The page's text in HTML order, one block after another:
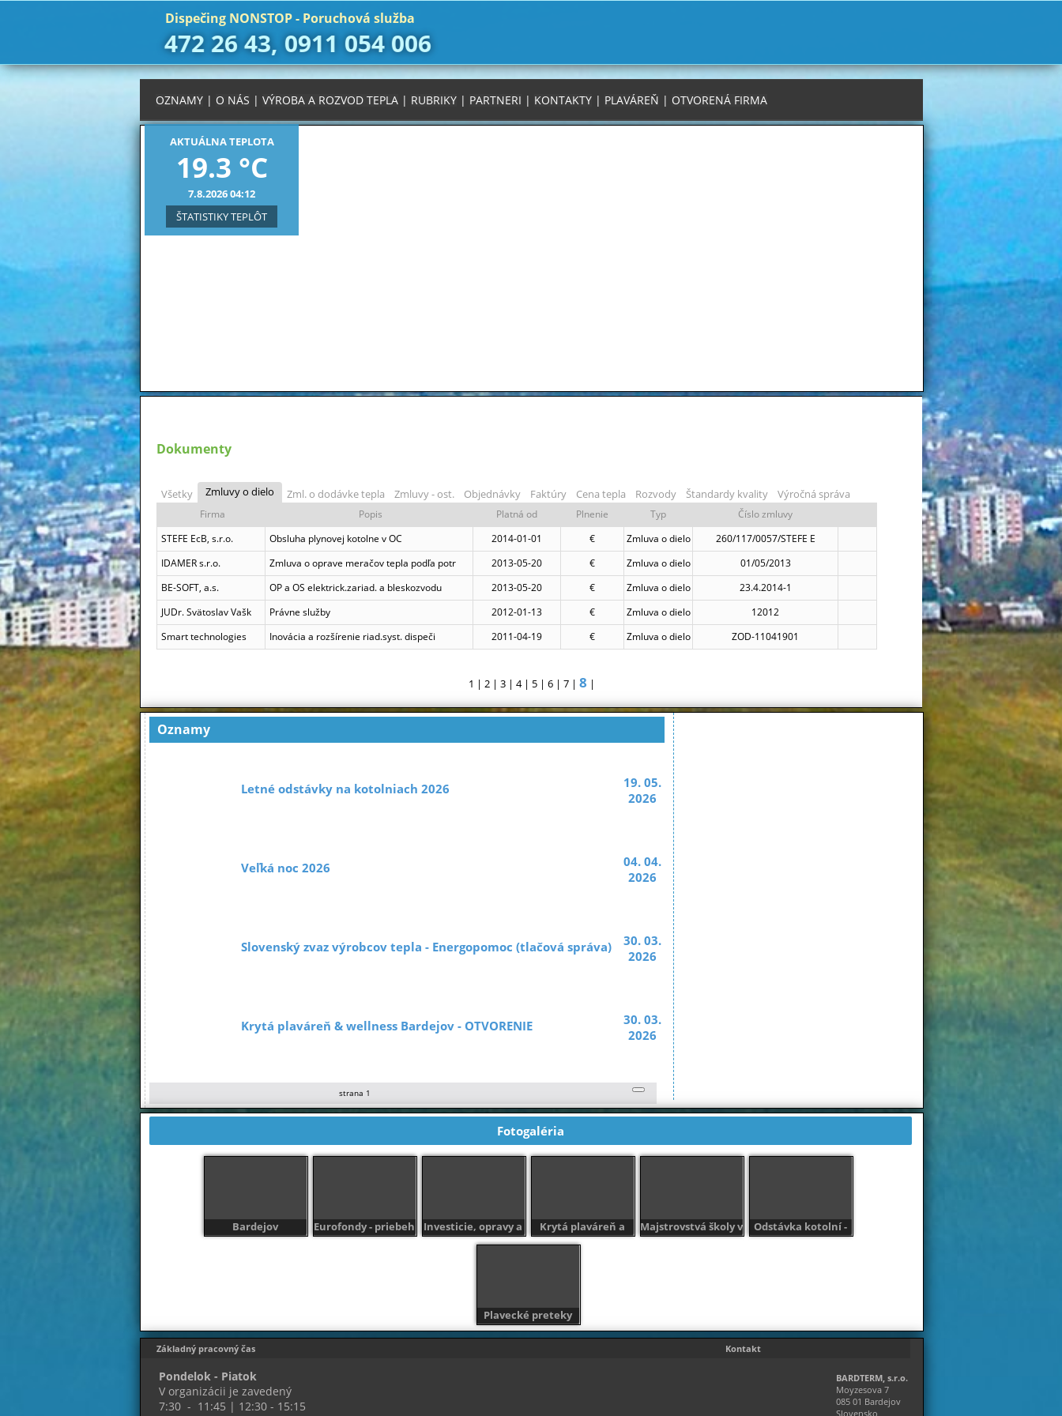
OZNAMY | O NÁS | VÝROBA A ROZVOD TEPLA | RUBRIKY | PARTNERI | KONTAKTY | PLAVÁREŇ | OTVORENÁ FIRMA
AKTUÁLNA TEPLOTA
19.3 °C
7.8.2026 04:12
ŠTATISTIKY TEPLÔT
Dokumenty
Všetky Zmluvy o dielo Zml. o dodávke tepla Zmluvy - ost. Objednávky Faktúry Cena tepla Rozvody Štandardy kvality Výročná správa
Firma Popis Platná od Plnenie Typ
Číslo zmluvy
STEFE EcB, s.r.o.
Obsluha plynovej kotolne v OC 2014-01-01 € Zmluva o dielo
260/117/0057/STEFE E
IDAMER s.r.o.
Zmluva o oprave meračov tepla podľa potr 2013-05-20 € Zmluva o dielo
01/05/2013
BE-SOFT, a.s.
OP a OS elektrick.zariad. a bleskozvodu 2013-05-20 € Zmluva o dielo
23.4.2014-1
JUDr. Svätoslav Vašk
Právne služby 2012-01-13 € Zmluva o dielo
12012
Smart technologies
Inovácia a rozšírenie riad.syst. dispeči 2011-04-19 € Zmluva o dielo ZOD-11041901
1 | 2 | 3 | 4| 5 | 6 | 7 | 8 |
Oznamy
Letné odstávky na kotolniach 2026
19. 05.
2026
Veľká noc 2026
04. 04.
2026
Slovenský zvaz výrobcov tepla - Energopomoc (tlačová správa)
30. 03.
2026
Krytá plaváreň & wellness Bardejov - OTVORENIE
30. 03.
2026
Služby počas veľkonočných sviatkov 2026
2026
strana 1
Fotogaléria
Bardejov
Eurofondy - priebeh
prác
Investicie, opravy a
údržba - BARDTERM
Krytá plaváreň a
wellness Bardejov
Majstrovstvá školy v
plávaní (Bardejov,
Odstávka kotolní -
2021
Plavecké preteky
pre verejnosť - 1.
ročník
Základný pracovný čas
Pondelok - Piatok
V organizácii je zavedený
7:30 - 11:45 | 12:30 - 15:15
Kontakt
BARDTERM, s.r.o.
Moyzesova 7
085 01 Bardejov
Slovensko
Dispečing NONSTOP - Poruchová služba
472 26 43, 0911 054 006